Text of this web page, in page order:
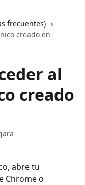
frecuentes)
creado en
al
creado
abre tu
Chrome o